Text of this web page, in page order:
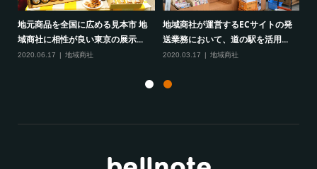
地元商品を全国に広める見本市 地
域商社に相性が良い東京の展示...
2020.06.17 地域商社
地域商社が運営するECサイトの発
送業務において、道の駅を活用...
2020.03.17 地域商社